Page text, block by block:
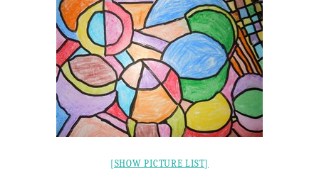
[SHOW PICTURE LIST]